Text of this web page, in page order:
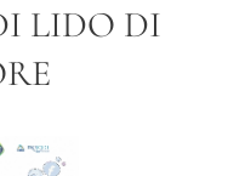
LIDO DI